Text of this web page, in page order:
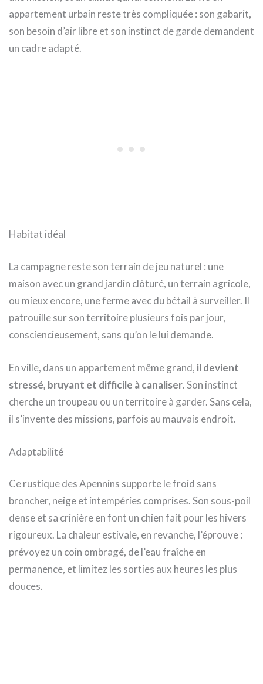
appartement urbain reste très compliquée : son gabarit,
son besoin d’air libre et son instinct de garde demandent
un cadre adapté.
Habitat idéal
La campagne reste son terrain de jeu naturel : une
maison avec un grand jardin clôturé, un terrain agricole,
ou mieux encore, une ferme avec du bétail à surveiller. Il
patrouille sur son territoire plusieurs fois par jour,
consciencieusement, sans qu’on le lui demande.
En ville, dans un appartement même grand, il devient
stressé, bruyant et difficile à canaliser. Son instinct
cherche un troupeau ou un territoire à garder. Sans cela,
il s’invente des missions, parfois au mauvais endroit.
Adaptabilité
Ce rustique des Apennins supporte le froid sans
broncher, neige et intempéries comprises. Son sous-poil
dense et sa crinière en font un chien fait pour les hivers
rigoureux. La chaleur estivale, en revanche, l’éprouve :
prévoyez un coin ombragé, de l’eau fraîche en
permanence, et limitez les sorties aux heures les plus
douces.